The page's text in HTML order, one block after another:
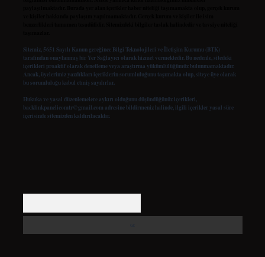
Sitemiz, 5651 Sayılı Kanun gereğince Bilgi Teknolojileri ve İletişim Kurumu (BTK)
tarafından onaylanmış bir Yer Sağlayıcı olarak hizmet vermektedir. Bu nedenle, sitedeki
içerikleri proaktif olarak denetleme veya araştırma yükümlülüğümüz bulunmamaktadır.
Ancak, üyelerimiz yazdıkları içeriklerin sorumluluğunu taşımakta olup, siteye üye olarak
bu sorumluluğu kabul etmiş sayılırlar.
Hukuka ve yasal düzenlemelere aykırı olduğunu düşündüğünüz içerikleri,
backlinkpanelicomtr@gmail.com adresine bildirmeniz halinde, ilgili içerikler yasal süre
içerisinde sitemizden kaldırılacaktır.